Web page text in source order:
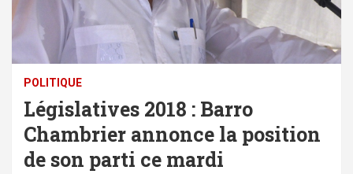
POLITIQUE
Législatives 2018 : Barro
Chambrier annonce la position
de son parti ce mardi